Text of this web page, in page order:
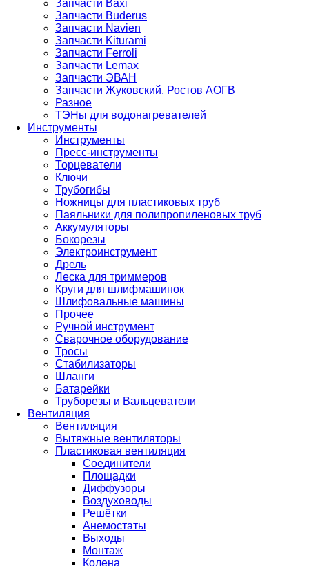
Запчасти Baxi
Запчасти Buderus
Запчасти Navien
Запчасти Kiturami
Запчасти Ferroli
Запчасти Lemax
Запчасти ЭВАН
Запчасти Жуковский, Ростов АОГВ
Разное
ТЭНы для водонагревателей
Инструменты
Инструменты
Пресс-инструменты
Торцеватели
Ключи
Трубогибы
Ножницы для пластиковых труб
Паяльники для полипропиленовых труб
Аккумуляторы
Бокорезы
Электроинструмент
Дрель
Леска для триммеров
Круги для шлифмашинок
Шлифовальные машины
Прочее
Ручной инструмент
Сварочное оборудование
Тросы
Стабилизаторы
Шланги
Батарейки
Труборезы и Вальцеватели
Вентиляция
Вентиляция
Вытяжные вентиляторы
Пластиковая вентиляция
Соединители
Площадки
Диффузоры
Воздуховоды
Решётки
Анемостаты
Выходы
Монтаж
Колена